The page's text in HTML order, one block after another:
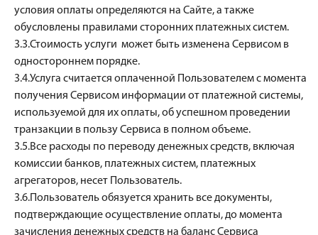
условия оплаты определяются на Сайте, а также
обусловлены правилами сторонних платежных систем.
3.3.Стоимость услуги может быть изменена Сервисом в
одностороннем порядке.
3.4.Услуга считается оплаченной Пользователем с момента
получения Сервисом информации от платежной системы,
используемой для их оплаты, об успешном проведении
транзакции в пользу Сервиса в полном объеме.
3.5.Все расходы по переводу денежных средств, включая
комиссии банков, платежных систем, платежных
агрегаторов, несет Пользователь.
3.6.Пользователь обязуется хранить все документы,
подтверждающие осуществление оплаты, до момента
зачисления денежных средств на баланс Сервиса